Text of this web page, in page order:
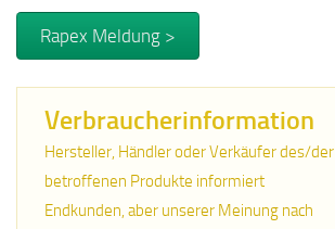
Rapex Meldung >
Verbraucherinformation
Hersteller, Händler oder Verkäufer des/der
betroffenen Produkte informiert
Endkunden, aber unserer Meinung nach